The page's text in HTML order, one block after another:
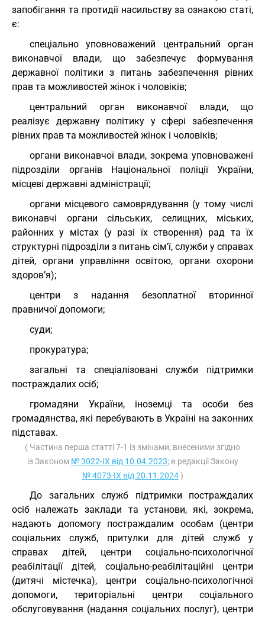
запобігання та протидії насильству за ознакою статі,
є:
спеціально уповноважений центральний орган
виконавчої влади, що забезпечує формування
державної політики з питань забезпечення рівних
прав та можливостей жінок і чоловіків;
центральний орган виконавчої влади, що
реалізує державну політику у сфері забезпечення
рівних прав та можливостей жінок і чоловіків;
органи виконавчої влади, зокрема уповноважені
підрозділи органів Національної поліції України,
місцеві державні адміністрації;
органи місцевого самоврядування (у тому числі
виконавчі органи сільських, селищних, міських,
районних у містах (у разі їх створення) рад та їх
структурні підрозділи з питань сім’ї, служби у справах
дітей, органи управління освітою, органи охорони
здоров’я);
центри з надання безоплатної вторинної
правничої допомоги;
суди;
прокуратура;
загальні та спеціалізовані служби підтримки
постраждалих осіб;
громадяни України, іноземці та особи без
громадянства, які перебувають в Україні на законних
підставах.
( Частина перша статті 7-1 із змінами, внесеними згідно
із Законом № 3022-IX від 10.04.2023; в редакції Закону
№ 4073-IX від 20.11.2024)
До загальних служб підтримки постраждалих
осіб належать заклади та установи, які, зокрема,
надають допомогу постраждалим особам (центри
соціальних служб, притулки для дітей служб у
справах дітей, центри соціально-психологічної
реабілітації дітей, соціально-реабілітаційні центри
(дитячі містечка), центри соціально-психологічної
допомоги, територіальні центри соціального
обслуговування (надання соціальних послуг), центри